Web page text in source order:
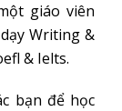
giáo viên
Writing &
& Ielts.
bạn để học